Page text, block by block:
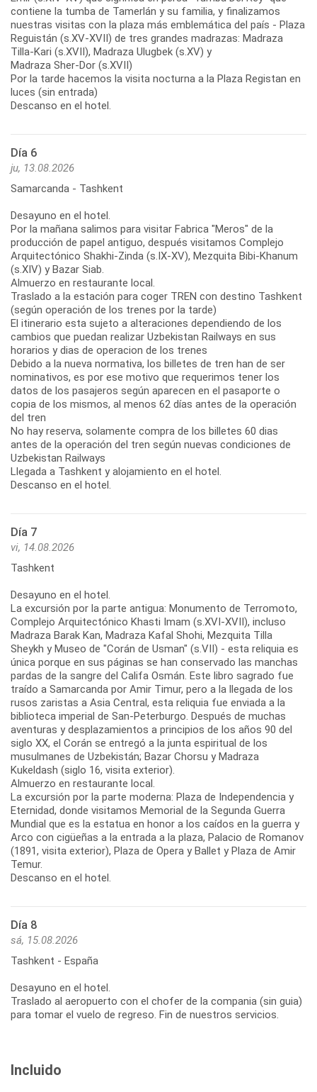
contiene la tumba de Tamerlán y su familia, y finalizamos
nuestras visitas con la plaza más emblemática del país - Plaza
Reguistán (s.XV-XVII) de tres grandes madrazas: Madraza
Tilla-Kari (s.XVII), Madraza Ulugbek (s.XV) y
Madraza Sher-Dor (s.XVII)
Por la tarde hacemos la visita nocturna a la Plaza Registan en
luces (sin entrada)
Descanso en el hotel.
Día 6
ju, 13.08.2026
Samarcanda - Tashkent
Desayuno en el hotel.
Por la mañana salimos para visitar Fabrica "Meros" de la
producción de papel antiguo, después visitamos Complejo
Arquitectónico Shakhi-Zinda (s.IX-XV), Mezquita Bibi-Khanum
(s.XIV) y Bazar Siab.
Almuerzo en restaurante local.
Traslado a la estación para coger TREN con destino Tashkent
(según operación de los trenes por la tarde)
El itinerario esta sujeto a alteraciones dependiendo de los
cambios que puedan realizar Uzbekistan Railways en sus
horarios y dias de operacion de los trenes
Debido a la nueva normativa, los billetes de tren han de ser
nominativos, es por ese motivo que requerimos tener los
datos de los pasajeros según aparecen en el pasaporte o
copia de los mismos, al menos 62 días antes de la operación
del tren
No hay reserva, solamente compra de los billetes 60 dias
antes de la operación del tren según nuevas condiciones de
Uzbekistan Railways
Llegada a Tashkent y alojamiento en el hotel.
Descanso en el hotel.
Día 7
vi, 14.08.2026
Tashkent
Desayuno en el hotel.
La excursión por la parte antigua: Monumento de Terromoto,
Complejo Arquitectónico Khasti Imam (s.XVI-XVII), incluso
Madraza Barak Kan, Madraza Kafal Shohi, Mezquita Tilla
Sheykh y Museo de "Corán de Usman" (s.VII) - esta reliquia es
única porque en sus páginas se han conservado las manchas
pardas de la sangre del Califa Osmán. Este libro sagrado fue
traído a Samarcanda por Amir Timur, pero a la llegada de los
rusos zaristas a Asia Central, esta reliquia fue enviada a la
biblioteca imperial de San-Peterburgo. Después de muchas
aventuras y desplazamientos a principios de los años 90 del
siglo XX, el Corán se entregó a la junta espiritual de los
musulmanes de Uzbekistán; Bazar Chorsu y Madraza
Kukeldash (siglo 16, visita exterior).
Almuerzo en restaurante local.
La excursión por la parte moderna: Plaza de Independencia y
Eternidad, donde visitamos Memorial de la Segunda Guerra
Mundial que es la estatua en honor a los caídos en la guerra y
Arco con cigüeñas a la entrada a la plaza, Palacio de Romanov
(1891, visita exterior), Plaza de Opera y Ballet y Plaza de Amir
Temur.
Descanso en el hotel.
Día 8
sá, 15.08.2026
Tashkent - España
Desayuno en el hotel.
Traslado al aeropuerto con el chofer de la compania (sin guia)
para tomar el vuelo de regreso. Fin de nuestros servicios.
Incluido